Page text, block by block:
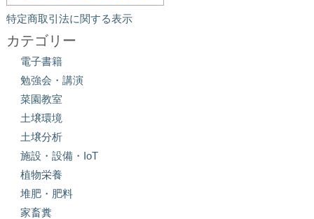
特定商取引法に関する表示
カテゴリー
電子書籍
勉強会・講演
菜園教室
土壌環境
土壌分析
施設・設備・IoT
植物栄養
堆肥・肥料
家畜糞